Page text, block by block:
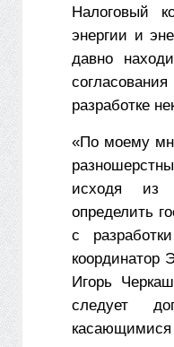
Налоговый
энергии и
давно
разработке
«По моему
исходя из
определить
с
координатор
Игорь
следует